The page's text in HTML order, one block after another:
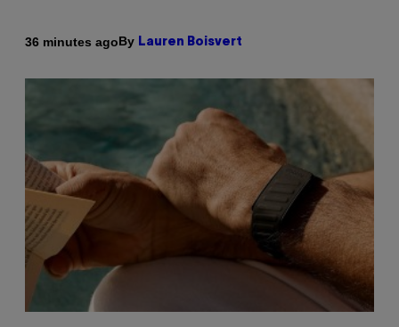
36 minutes agoBy Lauren Boisvert